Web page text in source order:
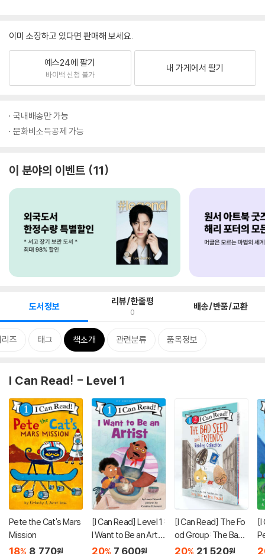
이미 소장하고 있다면 판매해 보세요.
예스24에 팔기
바이백 신청 불가
내 가게에서 팔기
국내배송만 가능
문화비소득공제 가능
이 분야의 이벤트 11
도서정보 리뷰/한줄평
0 배송/반품/교환
즈 태그 책소개 관련분류 품목정보
I Can Read! - Level 1
Pete the Cat's Mars
Mission
18% 8,770원
[I Can Read] Level 1 :
I Want to Be an Artis
t
20% 7,600원
[I Can Read] The Fo
od Group: The Bad
Seed and Friends R
20% 21,520원
[I